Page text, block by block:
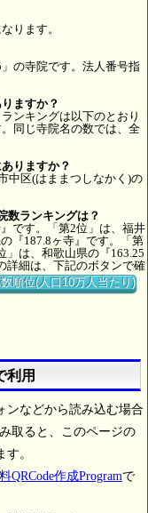
ります。
の寺院です。法人番号指
ますか？
ンキングは以下のとおり
同じ寺院名の数では、全
りますか？
中区(はままつしなかく)の
数ランキングは？
です。「第2位」は、福井
『187.8ヶ寺』です。「第
」は、和歌山県の『163.25
詳細は、下記のボタンで確
順位(人口10万人当たり)
利用
ンなどから読み込む場合
取ると、このページの
。
QRCode作成Programで